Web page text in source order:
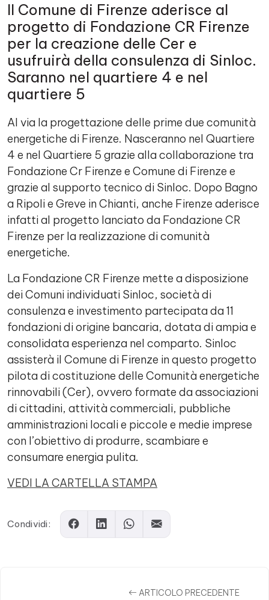
Il Comune di Firenze aderisce al
progetto di Fondazione CR Firenze
per la creazione delle Cer e
usufruirà della consulenza di Sinloc.
Saranno nel quartiere 4 e nel
quartiere 5
Al via la progettazione delle prime due comunità
energetiche di Firenze. Nasceranno nel Quartiere
4 e nel Quartiere 5 grazie alla collaborazione tra
Fondazione Cr Firenze e Comune di Firenze e
grazie al supporto tecnico di Sinloc. Dopo Bagno
a Ripoli e Greve in Chianti, anche Firenze aderisce
infatti al progetto lanciato da Fondazione CR
Firenze per la realizzazione di comunità
energetiche.
La Fondazione CR Firenze mette a disposizione
dei Comuni individuati Sinloc, società di
consulenza e investimento partecipata da 11
fondazioni di origine bancaria, dotata di ampia e
consolidata esperienza nel comparto. Sinloc
assisterà il Comune di Firenze in questo progetto
pilota di costituzione delle Comunità energetiche
rinnovabili (Cer), ovvero formate da associazioni
di cittadini, attività commerciali, pubbliche
amministrazioni locali e piccole e medie imprese
con l’obiettivo di produrre, scambiare e
consumare energia pulita.
VEDI LA CARTELLA STAMPA
Condividi:
ARTICOLO PRECEDENTE